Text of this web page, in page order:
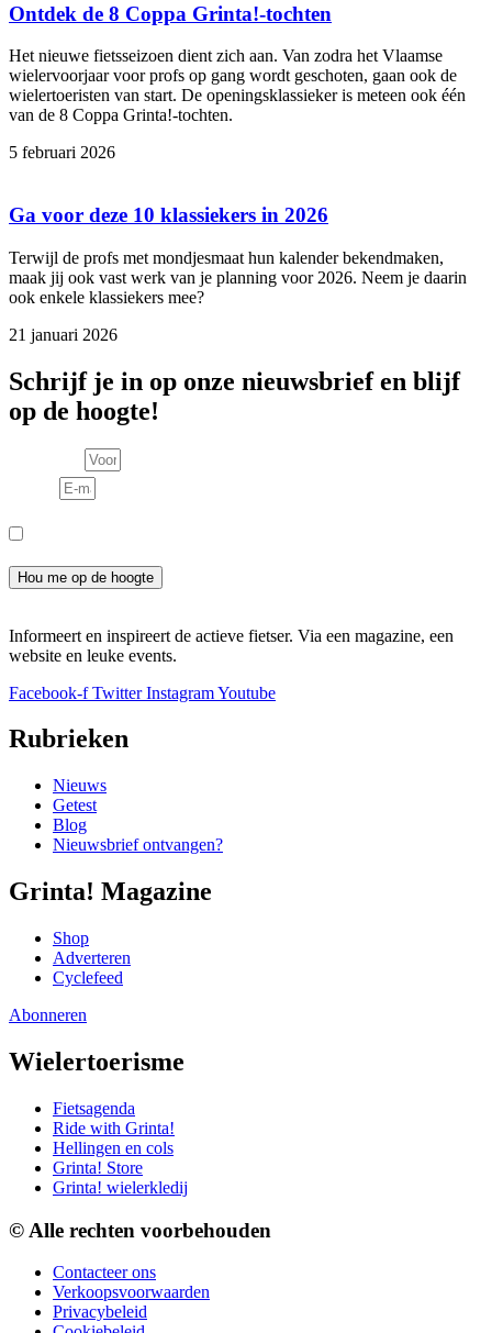
Ontdek de 8 Coppa Grinta!-tochten
Het nieuwe fietsseizoen dient zich aan. Van zodra het Vlaamse
wielervoorjaar voor profs op gang wordt geschoten, gaan ook de
wielertoeristen van start. De openingsklassieker is meteen ook één
van de 8 Coppa Grinta!-tochten.
5 februari 2026
Ga voor deze 10 klassiekers in 2026
Terwijl de profs met mondjesmaat hun kalender bekendmaken,
maak jij ook vast werk van je planning voor 2026. Neem je daarin
ook enkele klassiekers mee?
21 januari 2026
Schrijf je in op onze nieuwsbrief en blijf
op de hoogte!
Hou me op de hoogte
Informeert en inspireert de actieve fietser. Via een magazine, een
website en leuke events.
Facebook-f Twitter InstagramYoutube
Rubrieken
Nieuws
Getest
Blog
Nieuwsbrief ontvangen?
Grinta! Magazine
Shop
Adverteren
Cyclefeed
Abonneren
Wielertoerisme
Fietsagenda
Ride with Grinta!
Hellingen en cols
Grinta! Store
Grinta! wielerkledij
© Alle rechten voorbehouden
Contacteer ons
Verkoopsvoorwaarden
Privacybeleid